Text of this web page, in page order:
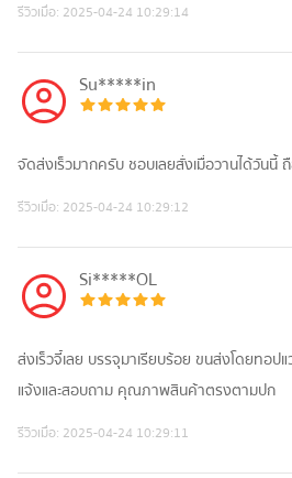
รีวิวเมื่อ: 2025-04-24 10:29:14
Su*****in
จัดส่งเร็วมากครับ ชอบเลยสั่งเมื่อวานได้วันนี้
รีวิวเมื่อ: 2025-04-24 10:29:12
Si*****OL
ส่งเร็วจี๋เลย บรรจุมาเรียบร้อย ขนส่งโดยทอ
แจ้งและสอบถาม คุณภาพสินค้าตรงตามปก
รีวิวเมื่อ: 2025-04-24 10:29:11